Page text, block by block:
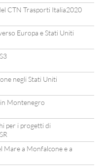
CTN Trasporti Italia2020
Europa e Stati Uniti
negli Stati Uniti
Montenegro
per i progetti di
Mare a Monfalcone e a